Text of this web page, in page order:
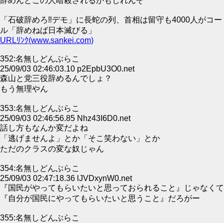
「石破辞めろ‼デモ」に長蛇の列、首相は留守も4000人がコー
ル「辞めねば日本滅びる」
URLﾘﾝｸ(www.sankei.com)
352:名無しどんぶらこ
25/09/03 02:46:03.10 p2EpbU3O0.net
森山と党三役辞めるんでしょ？
もう無理やん
353:名無しどんぶらこ
25/09/03 02:46:56.85 Nhz43I6D0.net
話し方もなんか変だよね
「逃げませんよ」とか「そこ笑わない」とか
ただのクラスの変な奴じゃん
354:名無しどんぶらこ
25/09/03 02:47:18.36 lJVDxynW0.net
『国民がやってもらいたいと思っておられること』じゃなくて
『自分が国民にやってもらいたいと思うこと』だろがー
355:名無しどんぶらこ